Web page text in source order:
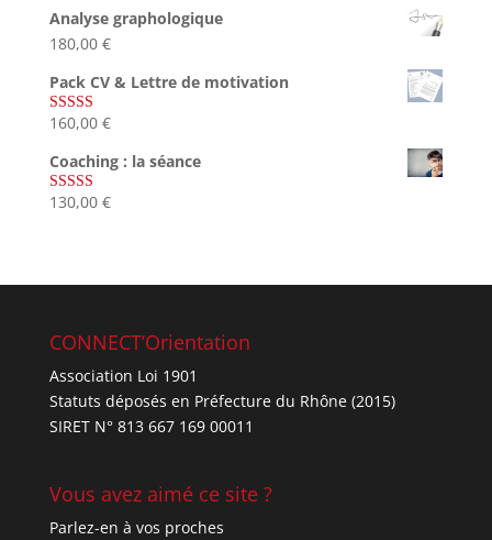
Analyse graphologique
180,00 €
Pack CV & Lettre de motivation
Note5.00
160,00 €
Coaching : la séance
Note4.67
130,00 €
CONNECT’Orientation
Association Loi 1901
Statuts déposés en Préfecture du Rhône (2015)
SIRET N° 813 667 169 00011
Vous avez aimé ce site ?
Parlez-en à vos proches